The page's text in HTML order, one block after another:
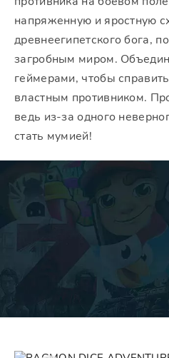
напряженную и яростную
древнеегипетского бога,
загробным миром.
геймерами, чтобы
властным противником.
ведь из-за одного
стать мумией!